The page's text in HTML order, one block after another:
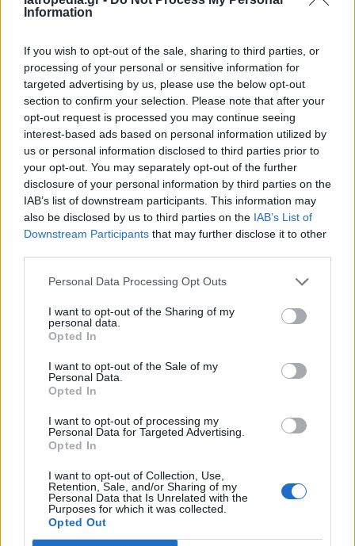
Information
If you wish to opt-out of the sale, sharing to third parties, or
processing of your personal or sensitive information for
targeted advertising by us, please use the below opt-out
section to confirm your selection. Please note that after your
opt-out request is processed you may continue seeing
interest-based ads based on personal information utilized by
us or personal information disclosed to third parties prior to
your opt-out. You may separately opt-out of the further
disclosure of your personal information by third parties on the
IAB’s list of downstream participants. This information may
also be disclosed by us to third parties on the IAB’s List of
Downstream Participants that may further disclose it to other
Personal Data Processing Opt Outs
I want to opt-out of the Sharing of my
personal data.
Opted In
I want to opt-out of the Sale of my
Personal Data.
Opted In
I want to opt-out of processing my
Personal Data for Targeted Advertising.
Opted In
I want to opt-out of Collection, Use,
Retention, Sale, and/or Sharing of my
Personal Data that Is Unrelated with the
Purposes for which it was collected.
Opted Out
γίνεται πιο ορατό εξαιτίας των λεπτών φρυδιών, τα
των μαλλιών της είναι πιο φαρδιά τώρα. Είναι
πιθανό να της έκαναν ένεση πληρωτικού στους
κροτάφους”.
Πηγή:https://www.dailymail.co.uk
ΔΙΑΒΑΣΤΕ ΕΠΙΣΗΣ
Το πιο επικίνδυνο σημείο για να κάνετε
πλαστική επέμβαση, σύμφωνα με
χειρουργούς
Επί 3 χρόνια δεν μπορεί να κλείσει τα μάτια
του εξαιτίας κακής πλαστικής επέμβασης
Τι πρέπει να ξέρετε για την
προσδοκίες